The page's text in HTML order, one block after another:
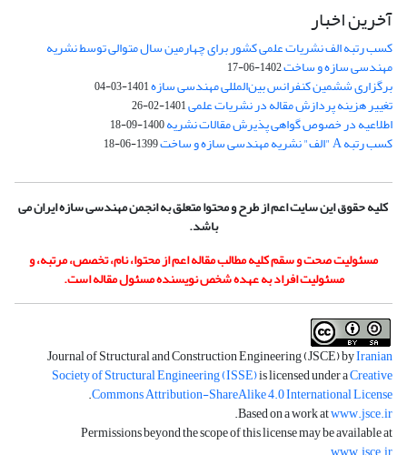
آخرین اخبار
کسب رتبه الف نشریات علمی کشور برای چهارمین سال متوالی توسط نشریه
مهندسی سازه و ساخت1402-06-17
برگزاری ششمین کنفرانس بین‌المللی مهندسی سازه1401-03-04
تغییر هزینه پردازش مقاله در نشریات علمی1401-02-26
اطلاعیه در خصوص گواهی پذیرش مقالات نشریه1400-09-18
کسب رتبه A "الف" نشریه مهندسی سازه و ساخت 1399-06-18
کلیه حقوق این سایت اعم از طرح و محتوا متعلق به انجمن مهندسی سازه ایران می
باشد.
مسئولیت صحت و سقم کلیه مطالب مقاله اعم از محتوا، نام، تخصص، مرتبه، و
مسئولیت افراد به عهده شخص نویسنده مسئول مقاله است.
Journal of Structural and Construction Engineering (JSCE) byIranian
Society of Structural Engineering (ISSE)is licensed under aCreative
Commons Attribution-ShareAlike 4.0 International License
.
Based on a work atwww.jsce.ir
.
Permissions beyond the scope of this license may be available at